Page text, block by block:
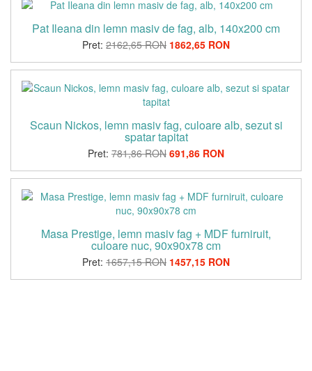
Pat Ileana din lemn masiv de fag, alb, 140x200 cm
Pret: 2162,65 RON 1862,65 RON
Scaun Nickos, lemn masiv fag, culoare alb, sezut si
spatar tapitat
Pret: 781,86 RON 691,86 RON
Masa Prestige, lemn masiv fag + MDF furniruit,
culoare nuc, 90x90x78 cm
Pret: 1657,15 RON 1457,15 RON